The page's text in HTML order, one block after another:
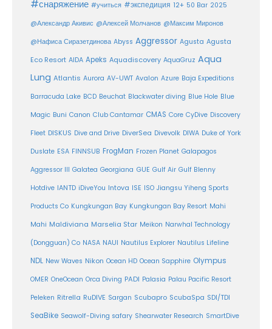
#снаряжение #учиться #экспедиция 12+ 50 Bar 2025
@Александр Акивис @Алексей Молчанов @Максим Миронов
@Нафиса Сиразетдинова Abyss Aggressor Agusta Agusta
Eco Resort AIDA Apeks Aquadiscovery AquaGruz Aqua
Lung Atlantis Aurora AV-UWT Avalon Azure Baja Expeditions
Barracuda Lake BCD Beuchat Blackwater diving Blue Hole Blue
Magic Buni Canon Club Cantamar CMAS Core CyDive Discovery
Fleet DISKUS Dive and Drive DiverSea Divevolk DIWA Duke of York
Duslate ESA FINNSUB FrogMan Frozen Planet Galapagos
Aggressor III Galatea Georgiana GUE Gulf Air Gulf Blenny
Hotdive IANTD iDiveYou Intova ISE ISO Jiangsu Yiheng Sports
Products Co Kungkungan Bay Kungkungan Bay Resort Mahi
Mahi Maldiviana Marselia Star Meikon Narwhal Technology
(Dongguan) Co NASA NAUI Nautilus Explorer Nautilus Lifeline
NDL New Waves Nikon Ocean HD Ocean Sapphire Olympus
OMER OneOcean Orca Diving PADI Palasia Palau Pacific Resort
Peleken Ritrella RuDIVE Sargan Scubapro ScubaSpa SDI/TDI
SeaBike Seawolf-Diving safary Shearwater Research SmartDive